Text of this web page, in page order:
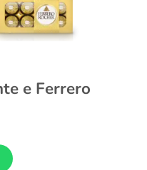
e Ferrero